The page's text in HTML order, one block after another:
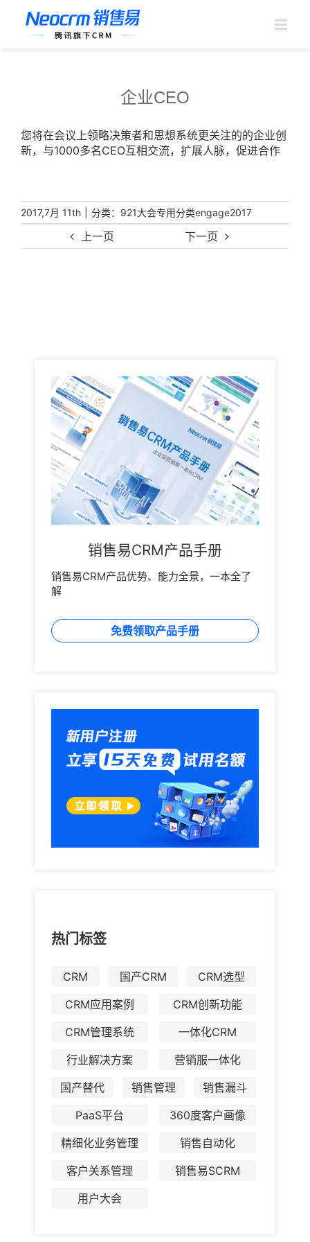
上一页 下一页
企业CEO
您将在会议上领略决策者和思想系统更关注的的企业创
新，与1000多名CEO互相交流，扩展人脉，促进合作
2017,7月 11th 分类： 921大会专用分类engage2017
销售易CRM产品手册
销售易CRM产品优势、能力全景，一本全了
解
免费领取产品手册
热门标签
CRM 国产CRM
CRM选型
CRM应用案例
CRM创新功能
CRM管理系统
一体化CRM
行业解决方案
营销服一体化
国产替代
销售管理
销售漏斗
PaaS平台
360度客户画像
精细化业务管理
销售自动化
客户关系管理
销售易SCRM
用户大会